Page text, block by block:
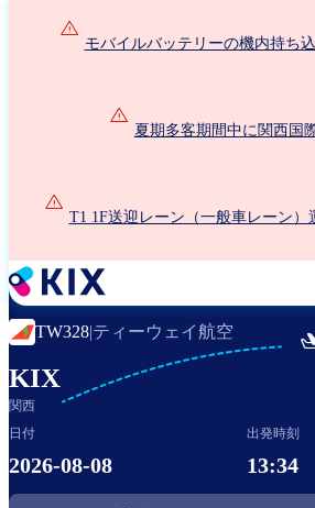
モバイルバッテリーの機内持ち
夏期多客期間中に関西国
T1 1F送迎レーン（一般車レーン
TW328|ティーウェイ航空
KIX
関西
日付
2026-08-08
出発時刻
13:34